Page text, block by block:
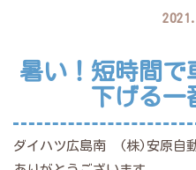
暑い！短時間で
下げる一
ダイハツ広島南 (株)安原自